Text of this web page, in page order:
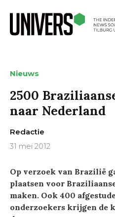
Nieuws
2500
naar Nederland
Redactie
31 mei 2012
Op verzoek van Brazilië
plaatsen voor
maken. Ook 400
onderzoekers krijgen de